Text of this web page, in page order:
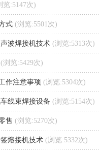
览:5147次)
式 (浏览:5501次)
波焊接机技术 (浏览:5313次)
(浏览:5429次)
作注意事项 (浏览:5304次)
线束焊接设备 (浏览:5154次)
售 (浏览:5270次)
熔接机技术 (浏览:5332次)